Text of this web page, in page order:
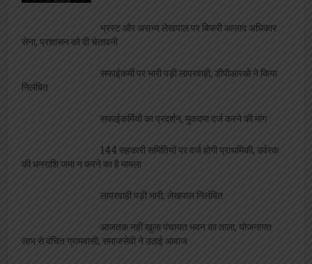
भ्रस्ट और असभ्य लेखपाल पर बिफरी आज़ाद अधिकार
सेना, प्रशासन को दी चेतावनी
सफाईकर्मी पर भारी पड़ी लापरवाही, डीपीआरओ ने किया
निलंबित
सफाईकर्मियों का प्रदर्शन, मुकदमा दर्ज करने की मांग
144 सहकारी समितियों पर दर्ज होगी प्राथमिकी, उर्वरक
की धनराशि जमा न करने का है मामला
लापरवाही पड़ी भारी, लेखपाल निलंबित
आजतक नहीं खुला पंचायत भवन का ताला, योजनागत
लाभ से वंचित ग्रामवासी, समाजसेवी ने उठाई आवाज